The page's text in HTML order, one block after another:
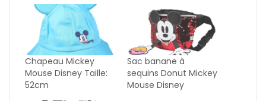
Chapeau Mickey
Mouse Disney Taille:
52cm
Sac banane à
sequins Donut Mickey
Mouse Disney